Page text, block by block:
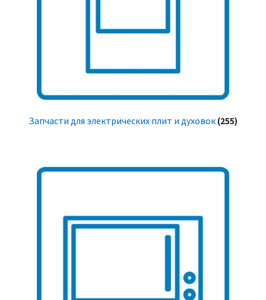
Запчасти для электрических плит и духовок (255)